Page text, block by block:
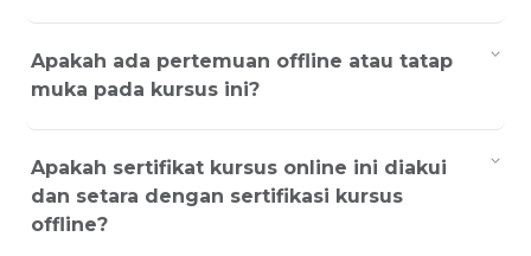
Apakah ada pertemuan offline atau tatap
muka pada kursus ini?
Apakah sertifikat kursus online ini diakui
dan setara dengan sertifikasi kursus
offline?